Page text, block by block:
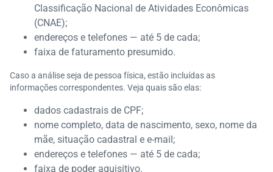
Classificação Nacional de Atividades Econômicas
(CNAE);
endereços e telefones — até 5 de cada;
faixa de faturamento presumido.
Caso a análise seja de pessoa física, estão incluídas as
informações correspondentes. Veja quais são elas:
dados cadastrais de CPF;
nome completo, data de nascimento, sexo, nome da
mãe, situação cadastral e e-mail;
endereços e telefones — até 5 de cada;
faixa de poder aquisitivo.